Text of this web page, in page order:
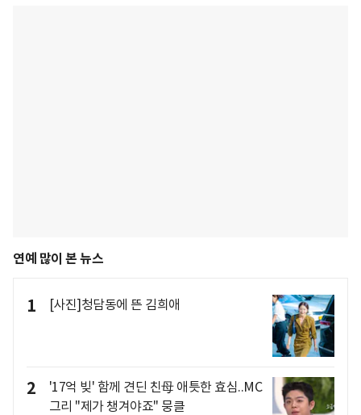
연예 많이 본 뉴스
1 [사진]청담동에 뜬 김희애
2
'17억 빚' 함께 견딘 친母 애틋한 효심..MC
그리 "제가 챙겨야죠" 뭉클